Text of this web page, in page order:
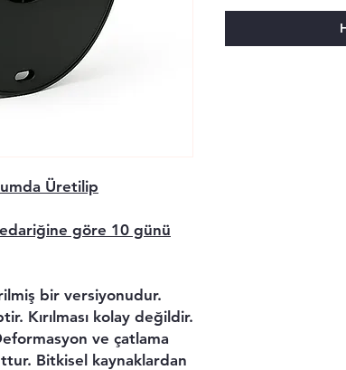
Üretilip
göre 10 günü
bir versiyonudur.
Kırılması kolay değildir.
ve çatlama
Bitkisel kaynaklardan